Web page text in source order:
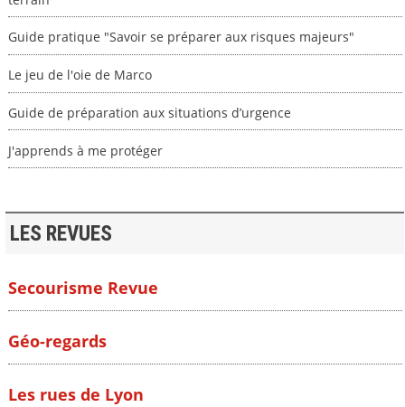
Guide pratique "Savoir se préparer aux risques majeurs"
Le jeu de l'oie de Marco
Guide de préparation aux situations d’urgence
J'apprends à me protéger
LES REVUES
Secourisme Revue
Géo-regards
Les rues de Lyon